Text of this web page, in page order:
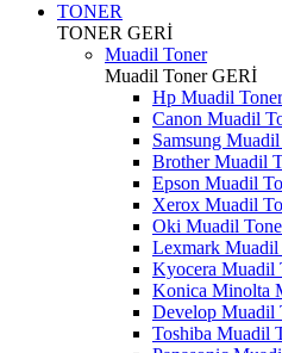
TONER
TONER GERİ
Muadil Toner
Muadil TonerGERİ
Hp Muadil
Canon Muadil
Samsung
Brother Muadil
Epson Muadil
Xerox Muadil
Oki Muadil
Lexmark Muadil
Kyocera Muadil
Konica Minolta
Develop Muadil
Toshiba Muadil